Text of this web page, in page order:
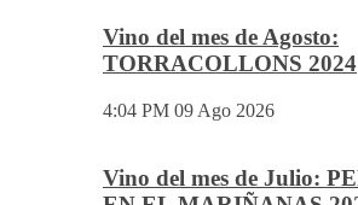
Vino del mes de Agosto:
TORRACOLLONS 2024
4:04 PM 09 Ago 2026
Vino del mes de Julio: